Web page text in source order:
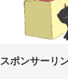
スポンサーリ